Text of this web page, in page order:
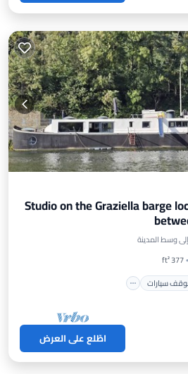
Studio on the Graziella barge
377 ft²
سيارات
مطبخ
اطّلع على العرض